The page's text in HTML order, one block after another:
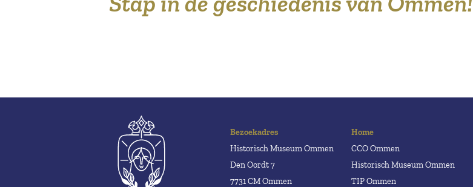
Bezoekadres
Historisch Museum Ommen
Den Oordt 7
7731 CM Ommen
Home
CCO Ommen
Historisch Museum Ommen
TIP Ommen